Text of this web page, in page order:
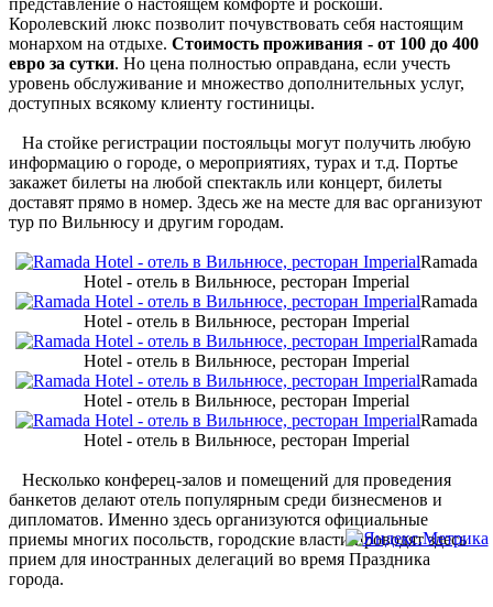
Королевский люкс позволит почувствовать себя настоящим
монархом на отдыхе. Стоимость проживания - от 100 до 400
евро за сутки. Но цена полностью оправдана, если учесть
уровень обслуживание и множество дополнительных услуг,
доступных всякому клиенту гостиницы.
На стойке регистрации постояльцы могут получить любую
информацию о городе, о мероприятиях, турах и т.д. Портье
закажет билеты на любой спектакль или концерт, билеты
доставят прямо в номер. Здесь же на месте для вас организуют
тур по Вильнюсу и другим городам.
Ramada
Hotel - отель в Вильнюсе, ресторан Imperial
Ramada
Hotel - отель в Вильнюсе, ресторан Imperial
Ramada
Hotel - отель в Вильнюсе, ресторан Imperial
Ramada
Hotel - отель в Вильнюсе, ресторан Imperial
Ramada
Hotel - отель в Вильнюсе, ресторан Imperial
Несколько конферец-залов и помещений для проведения
банкетов делают отель популярным среди бизнесменов и
дипломатов. Именно здесь организуются официальные
приемы многих посольств, городские власти проводят здесь
прием для иностранных делегаций во время Праздника
города.